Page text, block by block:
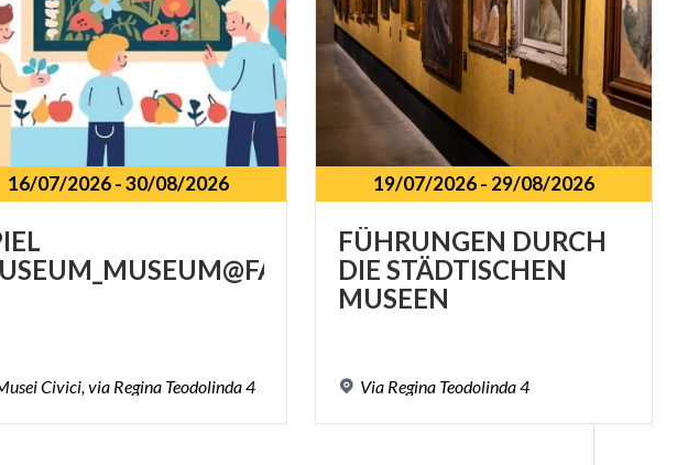
16/07/2026-30/08/2026
Civici,via Regina Teodolinda4
19/07/2026- 29/08/2026
FÜHRUNGEN DURCH
DIE STÄDTISCHEN
MUSEEN
Via Regina Teodolinda4